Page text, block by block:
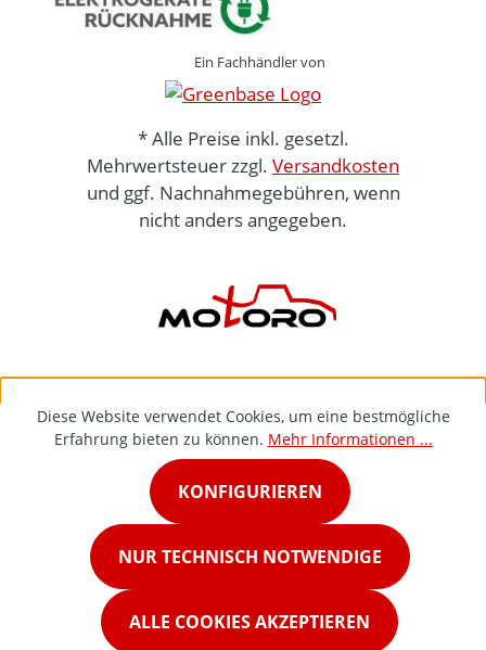
Ein Fachhändler von
* Alle Preise inkl. gesetzl.
Mehrwertsteuer zzgl. Versandkosten
und ggf. Nachnahmegebühren, wenn
nicht anders angegeben.
Diese Website verwendet Cookies, um eine bestmögliche
Erfahrung bieten zu können. Mehr Informationen ...
NUR TECHNISCH NOTWENDIGE
KONFIGURIEREN
ALLE COOKIES AKZEPTIEREN